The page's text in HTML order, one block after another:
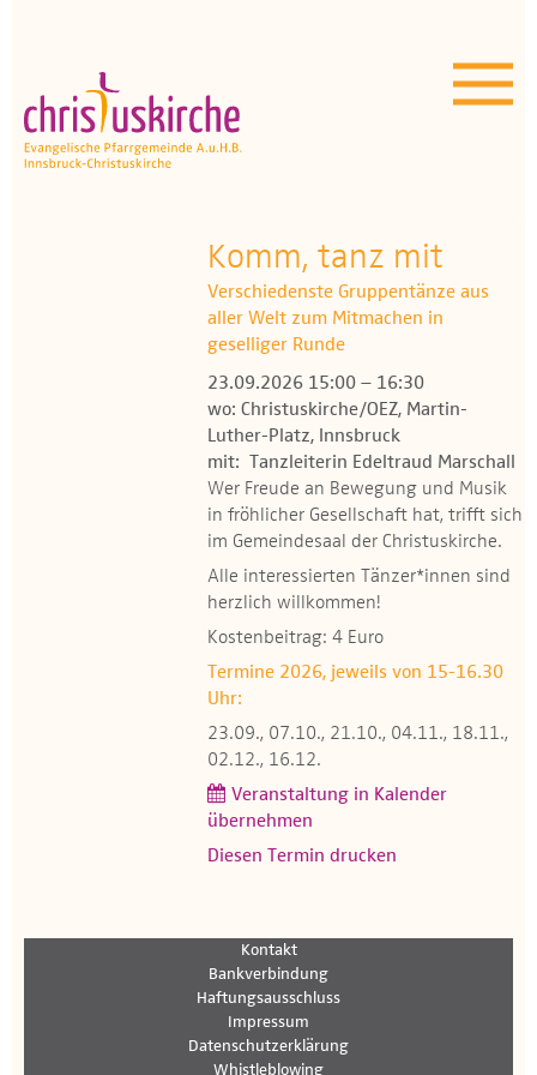
Unser Angebot
OEZ
Wissenswertes
Medien
Kontakt
Komm, tanz mit
Verschiedenste Gruppentänze aus
aller Welt zum Mitmachen in
geselliger Runde
23.09.2026 15:00 – 16:30
wo: Christuskirche/OEZ, Martin-
Luther-Platz, Innsbruck
mit: Tanzleiterin Edeltraud Marschall
Wer Freude an Bewegung und Musik
in fröhlicher Gesellschaft hat, trifft sich
im Gemeindesaal der Christuskirche.
Alle interessierten Tänzer*innen sind
herzlich willkommen!
Kostenbeitrag: 4 Euro
Termine 2026, jeweils von 15-16.30
Uhr:
23.09., 07.10., 21.10., 04.11., 18.11.,
02.12., 16.12.
Veranstaltung in Kalender
übernehmen
Diesen Termin drucken
Kontakt
Bankverbindung
Haftungsausschluss
Impressum
Datenschutzerklärung
Whistleblowing